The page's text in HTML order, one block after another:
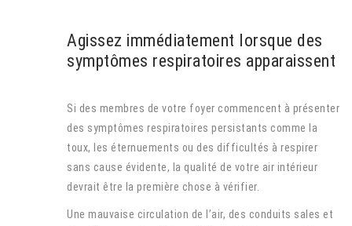
Agissez immédiatement lorsque des
symptômes respiratoires apparaissent
Si des membres de votre foyer commencent à présenter
des symptômes respiratoires persistants comme la
toux, les éternuements ou des difficultés à respirer
sans cause évidente, la qualité de votre air intérieur
devrait être la première chose à vérifier.
Une mauvaise circulation de l’air, des conduits sales et